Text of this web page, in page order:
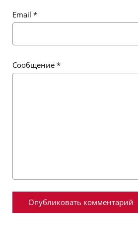
Email *
Сообщение *